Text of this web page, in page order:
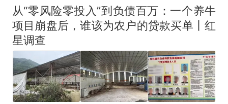
从“零风险零投入”到负债百万：一个养牛
项目崩盘后，谁该为农户的贷款买单丨红
星调查